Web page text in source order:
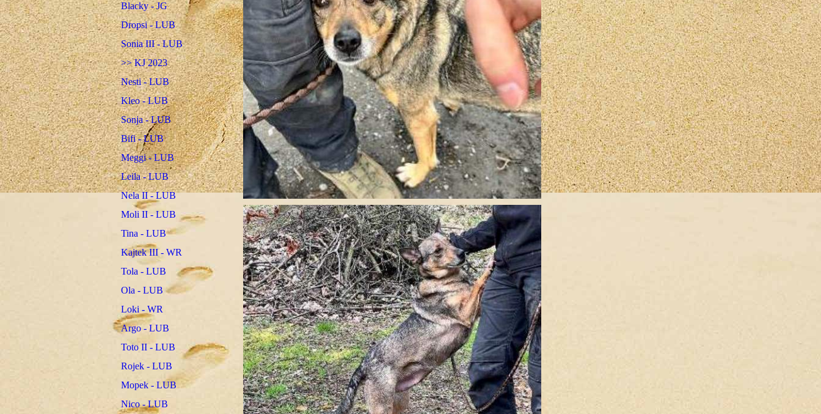
Blacky - JG
Dropsi - LUB
Sonia III - LUB
>> KJ 2023
Nesti - LUB
Kleo - LUB
Sonja - LUB
Bifi - LUB
Meggi - LUB
Leila - LUB
Nela II - LUB
Moli II - LUB
Tina - LUB
Kajtek III - WR
Tola - LUB
Ola - LUB
Loki - WR
Argo - LUB
Toto II - LUB
Rojek - LUB
Mopek - LUB
Nico - LUB